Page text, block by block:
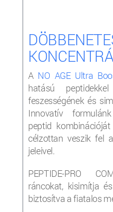
A NO AGE Ultra
hatású
feszességének és
Innovatív
peptid
célzottan veszik fel
jeleivel.
PEPTIDE-PRO
ráncokat, kisimítja
biztosítva a fiatalos